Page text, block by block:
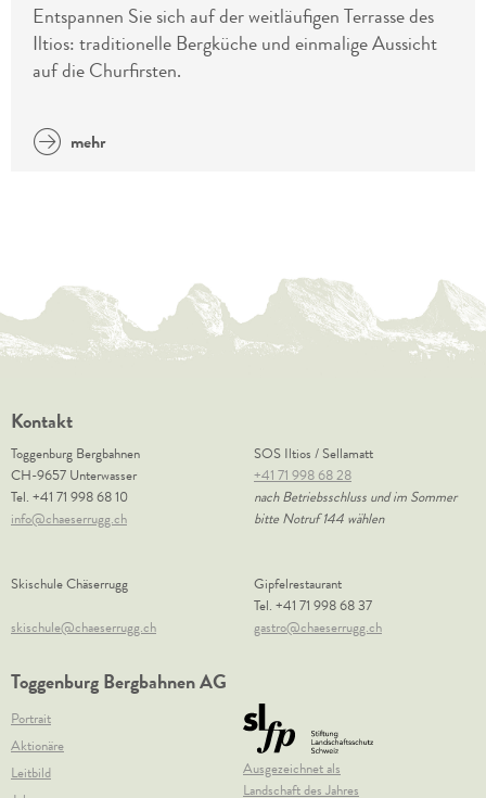
Entspannen Sie sich auf der weitläufigen Terrasse des
Iltios: traditionelle Bergküche und einmalige Aussicht
auf die Churfirsten.
mehr
Kontakt
Toggenburg Bergbahnen
CH-9657 Unterwasser
Tel. +41 71 998 68 10
info@chaeserrugg.ch
Skischule Chäserrugg
skischule@chaeserrugg.ch
SOS Iltios / Sellamatt
+41 71 998 68 28
nach Betriebsschluss und im Sommer
bitte Notruf 144 wählen
Gipfelrestaurant
Tel. +41 71 998 68 37
gastro@chaeserrugg.ch
Toggenburg Bergbahnen AG
Portrait
Aktionäre
Leitbild
Ausgezeichnet als
Landschaft des Jahres